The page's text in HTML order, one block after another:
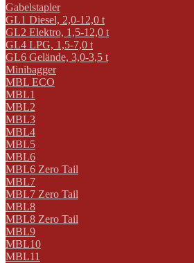
Gabelstapler
GL1 Diesel, 2,0-12,0 t
GL2 Elektro, 1,5-12,0 t
GL4 LPG, 1,5-7,0 t
GL6 Gelände, 3,0-3,5 t
Minibagger
MBL ECO
MBL1
MBL2
MBL3
MBL4
MBL5
MBL6
MBL6 Zero Tail
MBL7
MBL7 Zero Tail
MBL8
MBL8 Zero Tail
MBL9
MBL10
MBL11